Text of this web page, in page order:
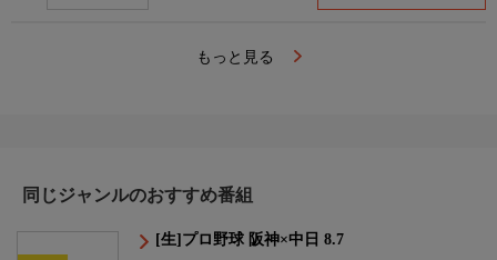
もっと見る
同じジャンルのおすすめ番組
[生]プロ野球 阪神×中日 8.7